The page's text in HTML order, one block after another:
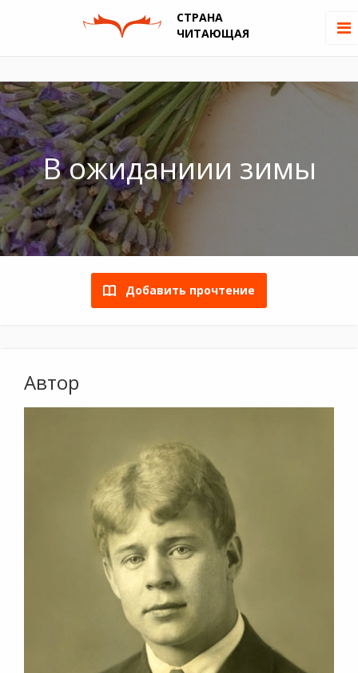
СТРАНА
ЧИТАЮЩАЯ
В ожиданиии зимы
Добавить прочтение
Автор